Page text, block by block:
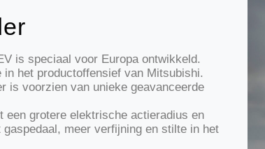
is speciaal voor Europa ontwikkeld.
het productoffensief van Mitsubishi.
is voorzien van unieke geavanceerde
een grotere elektrische actieradius en
meer verfijning en stilte in het